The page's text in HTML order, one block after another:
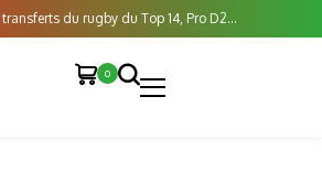
du rugby du Top 14, Pro D2...
0